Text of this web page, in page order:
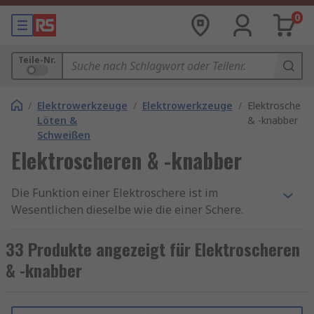
0
Teile-Nr.
/ Elektrowerkzeuge
Löten &
Schweißen
/ Elektrowerkzeuge /
& -knabber
Elektroscheren & -knabber
Die Funktion einer Elektroschere ist im
Wesentlichen dieselbe wie die einer Schere.
geführt wird, schneidet ein geschärftes,
bewegliches Messer schnell gegen ein
feststehendes Messer oder einen Amboss, wobei
Blech sauber durchtrennt, ohne dass
33 Produkte angezeigt für Elektroscheren
& -knabber